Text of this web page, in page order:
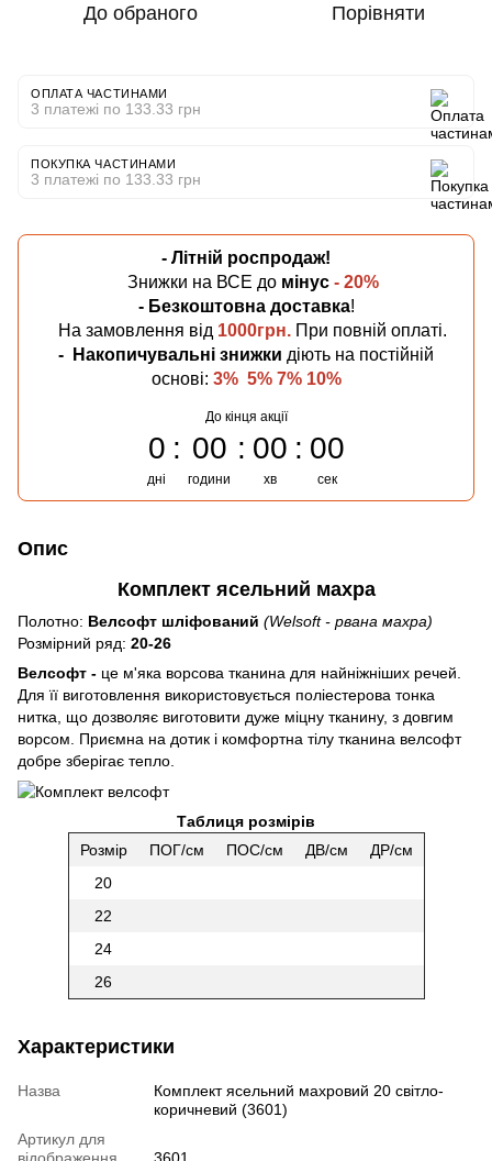
До обраного Порівняти
ОПЛАТА ЧАСТИНАМИ
3 платежі по 133.33 грн
ПОКУПКА ЧАСТИНАМИ
3 платежі по 133.33 грн
- Літній роспродаж!
Знижки на ВСЕ до мінус - 20%
- Безкоштовна доставка!
На замовлення від 1000грн. При повній оплаті.
-
Накопичувальні знижки діють на постійній
основі: 3% 5% 7% 10%
До кінця акції
0
дні
00
години
00
хв
00
сек
Опис
Комплект ясельний махра
Полотно: Велсофт шліфований (Welsoft - рвана махра)
Розмірний ряд: 20-26
Велсофт - це м'яка ворсова тканина для найніжніших речей.
Для її виготовлення використовується поліестерова тонка
нитка, що дозволяє виготовити дуже міцну тканину, з довгим
ворсом. Приємна на дотик і комфортна тілу тканина велсофт
добре зберігає тепло.
Таблиця розмірів
Розмір
ПОГ/см ПОС/см ДВ/см
ДР/см
20
22
24
26
Характеристики
Назва
Комплект ясельний махровий 20 світло-
коричневий (3601)
Артикул для